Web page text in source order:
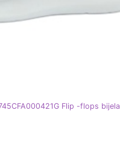
Flip -flops bijela